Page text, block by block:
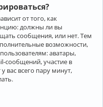
от того, как
должны ли вы
сообщения, или нет. Тем
возможности,
аватары,
сообщений, участие в
вас всего пару минут,